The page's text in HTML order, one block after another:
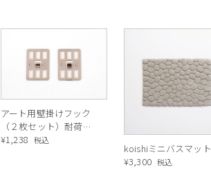
アート用壁掛けフック
（２枚セット）耐荷
重：3kg
¥1,238 税込
koishiミニバスマット
¥3,300 税込